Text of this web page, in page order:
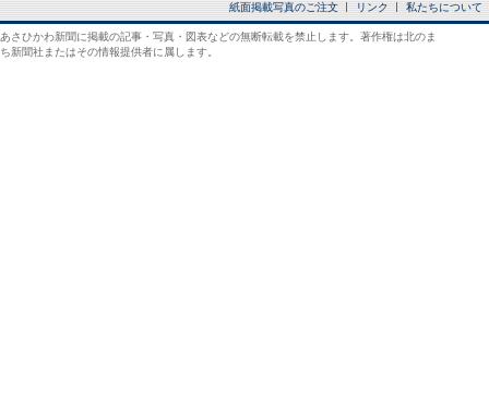
紙面掲載写真のご注文 リンク 私たちについて
あさひかわ新聞に掲載の記事・写真・図表などの無断転載を禁止します。著作権は北のま
ち新聞社またはその情報提供者に属します。